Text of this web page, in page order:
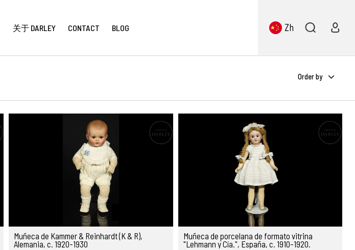
关于 DARLEY CONTACT BLOG Zh
Order by
Muñeca de Kammer & Reinhardt (K & R),
Alemania, c. 1920-1930
Muñeca de porcelana de formato vitrina
"Lehmann y Cía.", España, c. 1910-1920.